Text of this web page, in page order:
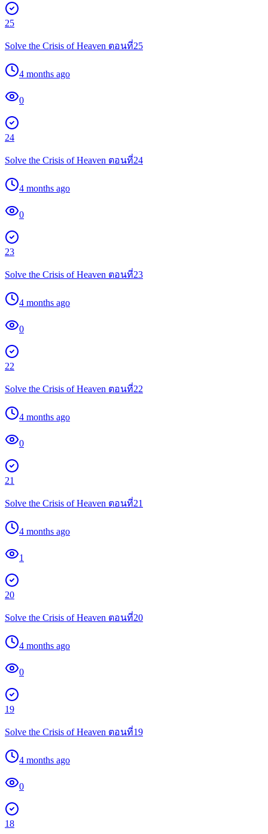
25
Solve the Crisis of Heaven ตอนที่25
4 months ago
0
24
Solve the Crisis of Heaven ตอนที่24
4 months ago
0
23
Solve the Crisis of Heaven ตอนที่23
4 months ago
0
22
Solve the Crisis of Heaven ตอนที่22
4 months ago
0
21
Solve the Crisis of Heaven ตอนที่21
4 months ago
1
20
Solve the Crisis of Heaven ตอนที่20
4 months ago
0
19
Solve the Crisis of Heaven ตอนที่19
4 months ago
0
18